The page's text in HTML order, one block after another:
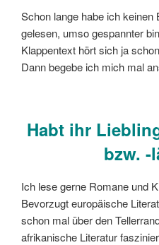
Schon lange habe ich keinen
gelesen, umso gespannter
Klappentext hört sich ja
Dann begebe ich mich mal
Habt ihr
bzw. -
Ich lese gerne Romane und
Bevorzugt europäische
schon mal über den
afrikanische Literatur